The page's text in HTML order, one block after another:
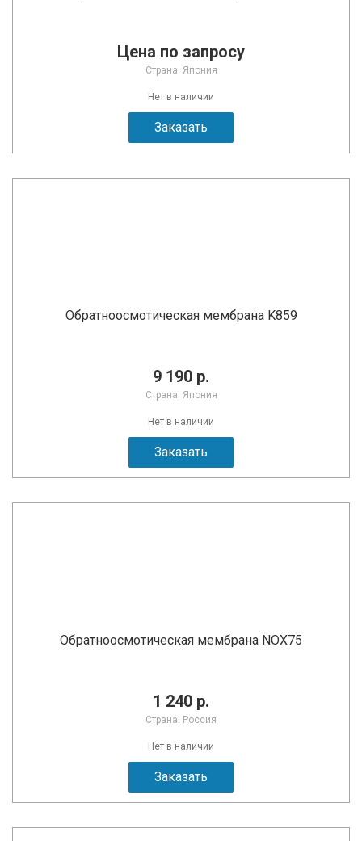
Цена по запросу
Страна: Япония
Нет в наличии
Заказать
Обратноосмотическая мембрана K859
9 190 р.
Страна: Япония
Нет в наличии
Заказать
Обратноосмотическая мембрана NOX75
1 240 р.
Страна: Россия
Нет в наличии
Заказать